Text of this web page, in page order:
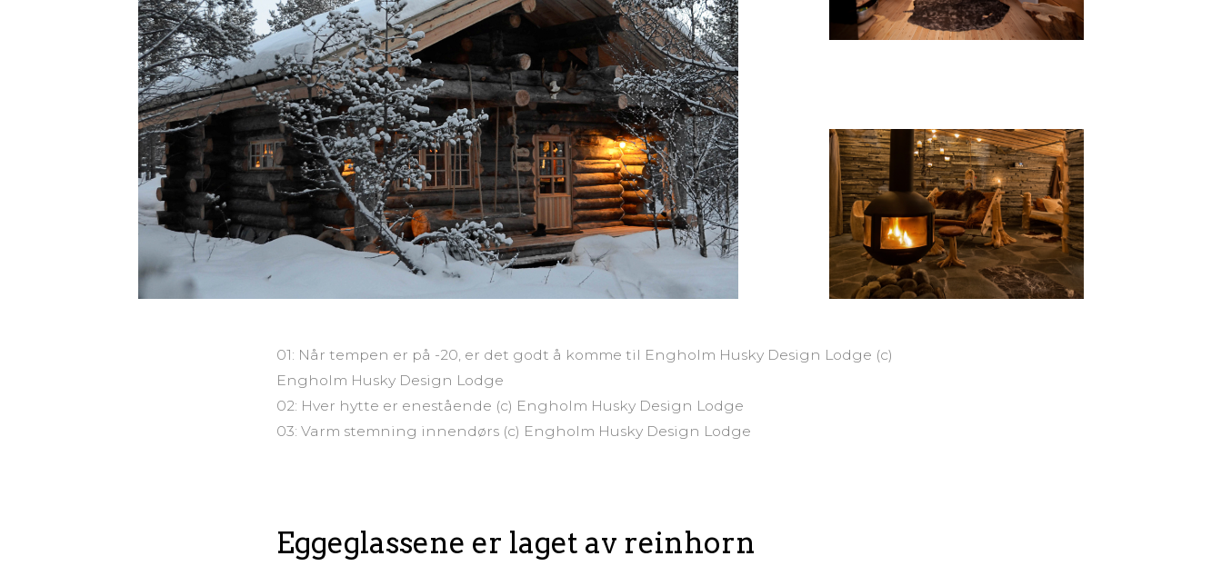
01: Når tempen er på -20, er det godt å komme til Engholm Husky Design Lodge (c)
Engholm Husky Design Lodge
02: Hver hytte er enestående (c) Engholm Husky Design Lodge
03: Varm stemning innendørs (c) Engholm Husky Design Lodge
Eggeglassene er laget av reinhorn